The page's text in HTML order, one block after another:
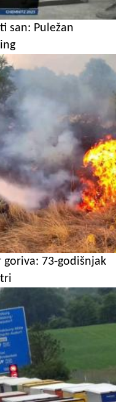
san: Puležan
73-godišnjak